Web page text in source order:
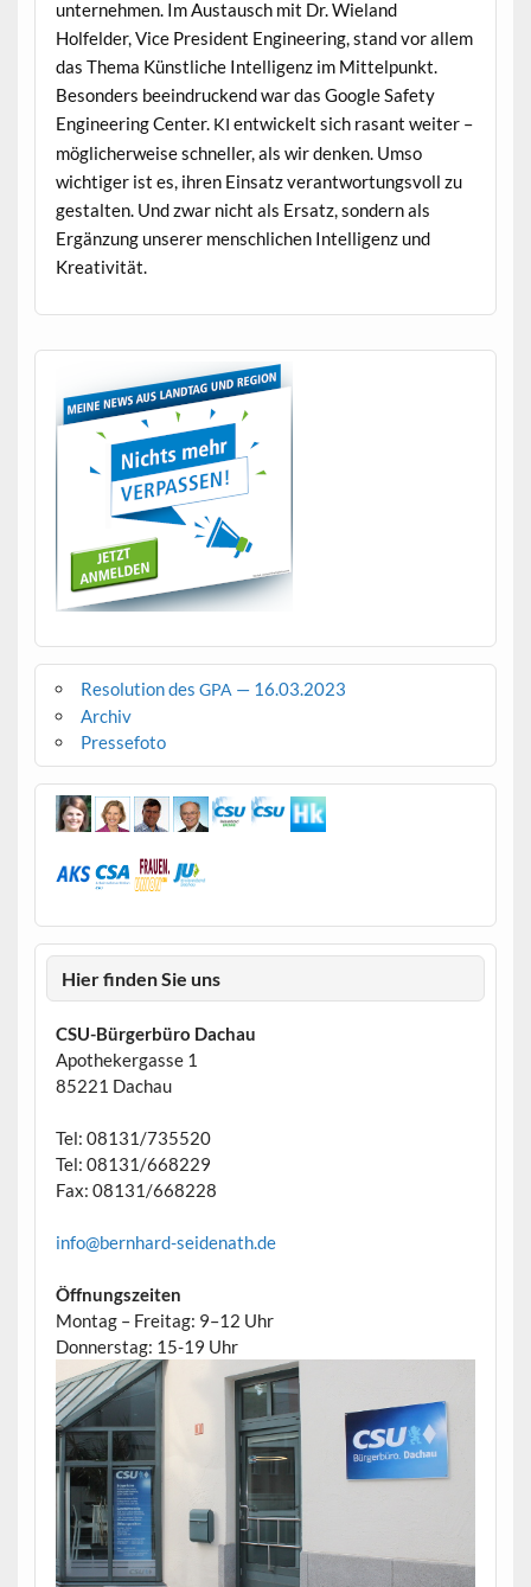
un­ternehmen. Im Aus­tausch mit Dr. Wieland
Holfelder, Vice Pres­i­dent Engi­neer­ing, stand vor allem
das The­ma Kün­stliche Intel­li­genz im Mit­telpunkt.
Beson­ders beein­druck­end war das Google Safe­ty
Engi­neer­ing Cen­ter. KI entwick­elt sich ras­ant weit­er –
möglicher­weise schneller, als wir denken. Umso
wichtiger ist es, ihren Ein­satz ver­ant­wor­tungsvoll zu
gestal­ten. Und zwar nicht als Ersatz, son­dern als
Ergänzung unser­er men­schlichen Intel­li­genz und
Kreativität.
Resolution des GPA — 16.03.2023
Archiv
Pressefoto
Hier finden Sie uns
CSU-Bürgerbüro Dachau
Apothekergasse 1
85221 Dachau
Tel: 08131/735520
Tel: 08131/668229
Fax: 08131/668228
info@bernhard-seidenath.de
Öffnungszeiten
Montag – Freitag: 9–12 Uhr
Donnerstag: 15-19 Uhr